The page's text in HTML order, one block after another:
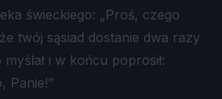
świeckiego: „Proś, czego
twój sąsiad dostanie dwa razy
myślał i w końcu poprosił:
Panie!”